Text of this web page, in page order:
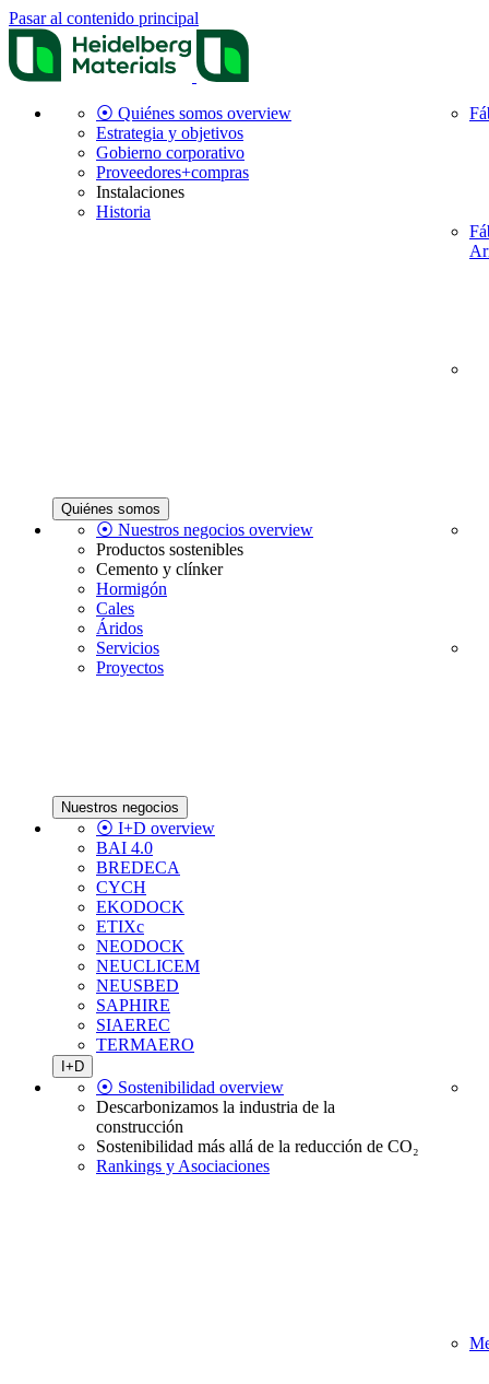
Pasar al contenido principal
⦿ Quiénes somos overview
Estrategia y objetivos
Gobierno corporativo
Proveedores+compras
Instalaciones
Historia
Quiénes somos
⦿ Nuestros negocios overview
Productos sostenibles
Cemento y clínker
Hormigón
Cales
Áridos
Servicios
Proyectos
Nuestros negocios
⦿ I+D overview
BAI 4.0
BREDECA
CYCH
EKODOCK
ETIXc
NEODOCK
NEUCLICEM
NEUSBED
SAPHIRE
SIAEREC
TERMAERO
I+D
⦿ Sostenibilidad overview
Descarbonizamos la industria de la
construcción
Sostenibilidad más allá de la reducción de CO₂
Rankings y Asociaciones